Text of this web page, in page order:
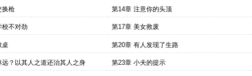
换枪 第14章 注意你的头顶
校不对劲 第17章 美女救废
桌 第20章 有人发现了生路
？以其人之道还治其人之身 第23章 小夫的提示